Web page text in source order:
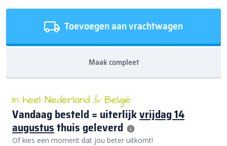
Toevoegen aan vrachtwagen
Maak compleet
In heel Nederland & België
Vandaag besteld = uiterlijkvrijdag 14
augustusthuis geleverd
Of kies een moment dat jou beter uitkomt!